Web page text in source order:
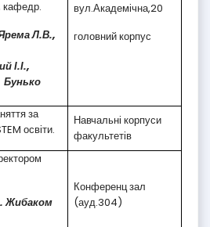
кафедр.
Л.В.,
І.І.,
вул.Академічна,20
головний корпус
за
освіти.
Навчальні корпуси
факультетів
Жибаком
Конференц зал
(ауд.304)